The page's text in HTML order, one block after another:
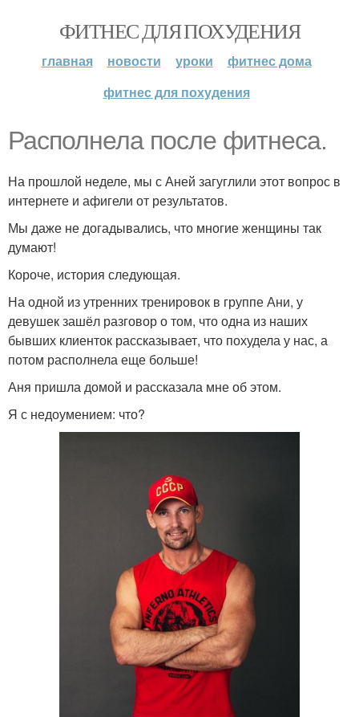
ФИТНЕС ДЛЯ ПОХУДЕНИЯ
главная новости уроки
фитнес дома
фитнес для похудения
Располнела после фитнеса.
На прошлой неделе, мы с Аней загуглили этот вопрос в
интернете и афигели от результатов.
Мы даже не догадывались, что многие женщины так
думают!
Короче, история следующая.
На одной из утренних тренировок в группе Ани, у
девушек зашёл разговор о том, что одна из наших
бывших клиенток рассказывает, что похудела у нас, а
потом располнела еще больше!
Аня пришла домой и рассказала мне об этом.
Я с недоумением: что?